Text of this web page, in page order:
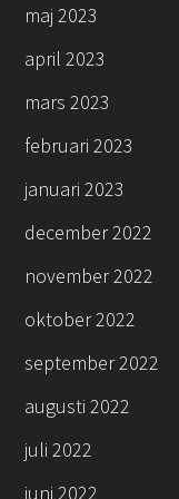
maj 2023
april 2023
mars 2023
februari 2023
januari 2023
december 2022
november 2022
oktober 2022
september 2022
augusti 2022
juli 2022
juni 2022